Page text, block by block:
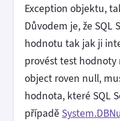
Exception objektu,
Důvodem je, že SQL
hodnotu tak jak ji
provést test
object roven null,
hodnota, které SQL
případě